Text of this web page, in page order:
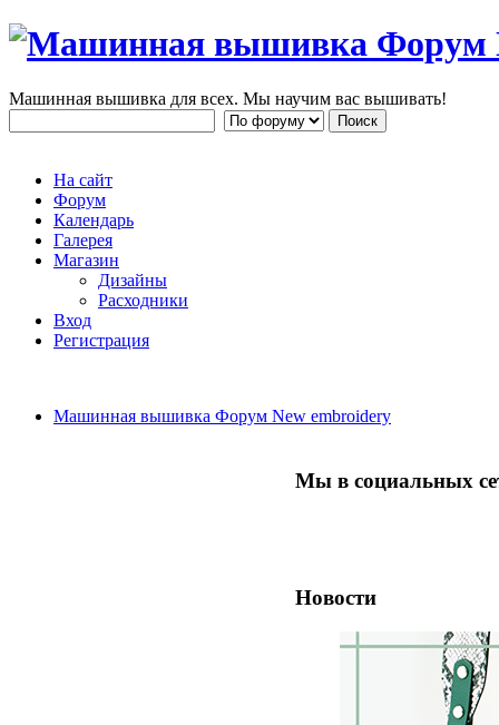
Машинная вышивка для всех. Мы научим вас вышивать!
На сайт
Форум
Календарь
Галерея
Магазин
Дизайны
Расходники
Вход
Регистрация
Машинная вышивка Форум New embroidery
Мы в социальных
Новости